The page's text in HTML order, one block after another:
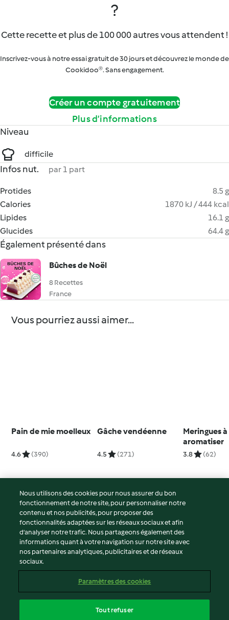
?
Cette recette et plus de 100 000 autres vous attendent !
Inscrivez-vous à notre essai gratuit de 30 jours et découvrez le monde de
Cookidoo®. Sans engagement.
Créer un compte gratuitement
Plus d’informations
Niveau
difficile
Infos nut. par 1 part
Protides
8.5 g
Calories
1870 kJ / 444 kcal
Lipides
16.1 g
Glucides
64.4 g
Également présenté dans
Bûches de Noël
8 Recettes
France
Vous pourriez aussi aimer...
Pain de mie moelleux
4.6 (390)
Gâche vendéenne
4.5 (271)
Meringues à
aromatiser
3.8 (62)
© Copyright 2026
Conditions d'utilisation
Politique de confidentialité
Non-responsabilité
Mentions légales
Contenu du rapport
Nous utilisons des cookies pour nous assurer du bon
fonctionnement de notre site, pour personnaliser notre
contenu et nos publicités, pour proposer des
fonctionnalités adaptées sur les réseaux sociaux et afin
d’analyser notre trafic. Nous partageons également des
informations quant à votre navigation sur notre site avec
nos partenaires analytiques, publicitaires et de réseaux
sociaux.
Paramètres des cookies
Tout refuser